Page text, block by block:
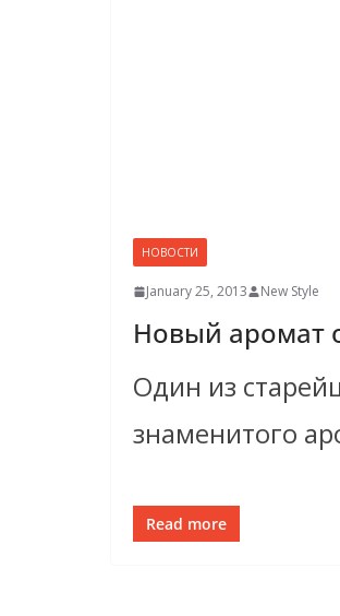
НОВОСТИ
January 25, 2013 New Style
Новый аромат
Один из
знаменитого
Read more